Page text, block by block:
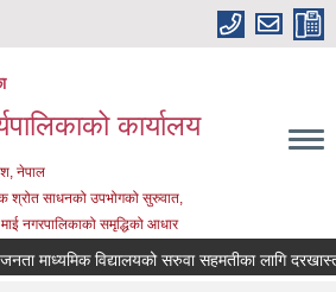
कार्यालय
नेपाल
श्रोत साधनको उपभोगको सुरुवात,
नगरपालिकाको समृद्धिको आधार
माध्यमिक विद्यालयको सरुवा सहमतीका लागि दरखास्त